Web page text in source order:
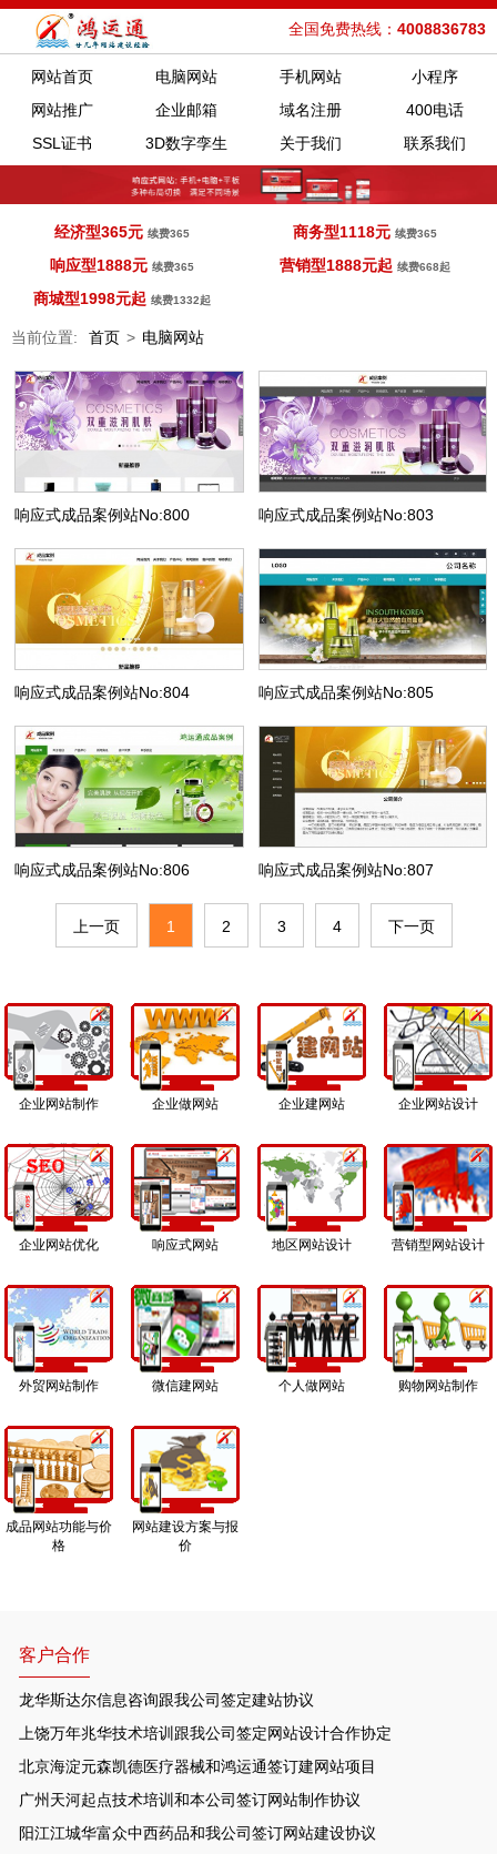
全国免费热线： 4008836783
网站首页 电脑网站 手机网站
小程序
网站推广
企业邮箱 域名注册
400电话
SSL证书
3D数字孪生 关于我们 联系我们
经济型365元 续费365 商务型1118元续费365
响应型1888元 续费365 营销型1888元起续费668起
商城型1998元起 续费1332起
当前位置: 首页 > 电脑网站
响应式成品案例站No:800 响应式成品案例站No:803
响应式成品案例站No:804 响应式成品案例站No:805
响应式成品案例站No:806 响应式成品案例站No:807
上一页 1 2 3 4 下一页
企业网站制作 企业做网站 企业建网站 企业网站设计
企业网站优化 响应式网站 地区网站设计 营销型网站设计
外贸网站制作 微信建网站 个人做网站 购物网站制作
成品网站功能与价
格
网站建设方案与报
价
客户合作
龙华斯达尔信息咨询跟我公司签定建站协议
上饶万年兆华技术培训跟我公司签定网站设计合作协定
北京海淀元森凯德医疗器械和鸿运通签订建网站项目
广州天河起点技术培训和本公司签订网站制作协议
阳江江城华富众中西药品和我公司签订网站建设协议